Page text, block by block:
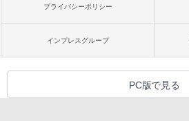
プライバシーポリシー
インプレスグループ
PC版で見る